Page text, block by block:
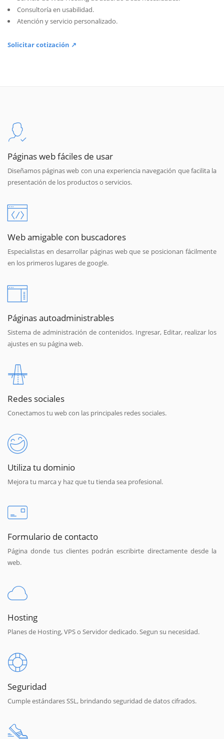
Consultoría en usabilidad.
Atención y servicio personalizado.
Solicitar cotización ↗
Páginas web fáciles de usar
Diseñamos páginas web con una experiencia navegación que facilita la
presentación de los productos o servicios.
Web amigable con buscadores
Especialistas en desarrollar páginas web que se posicionan fácilmente
en los primeros lugares de google.
Páginas autoadministrables
Sistema de administración de contenidos. Ingresar, Editar, realizar los
ajustes en su página web.
Redes sociales
Conectamos tu web con las principales redes sociales.
Utiliza tu dominio
Mejora tu marca y haz que tu tienda sea profesional.
Formulario de contacto
Página donde tus clientes podrán escribirte directamente desde la
web.
Hosting
Planes de Hosting, VPS o Servidor dedicado. Segun su necesidad.
Seguridad
Cumple estándares SSL, brindando seguridad de datos cifrados.